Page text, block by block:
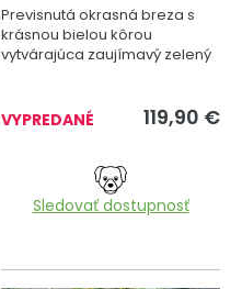
Previsnutá okrasná breza s
krásnou bielou kôrou
vytvárajúca zaujímavý zelený
VYPREDANÉ 119,90 €
Sledovať dostupnosť